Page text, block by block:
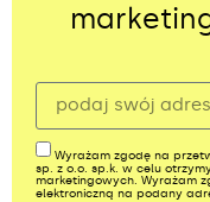
Wyrażam zgodę na
sp. z o.o. sp.k. w celu
marketingowych. Wyrażam
elektroniczną na podany